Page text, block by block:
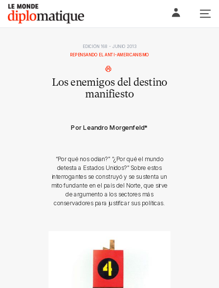
Skip
content
Le monde diplomatique
EDICIÓN 168 - JUNIO 2013
REPENSANDO EL ANTI-AMERICANISMO
Los enemigos del destino
manifiesto
Por Leandro Morgenfeld*
“Por qué nos odian?” “¿Por qué el mundo
detesta a Estados Unidos?” Sobre estos
interrogantes se construyó y se sustenta un
mito fundante en el país del Norte, que sirve
de argumento a los sectores más
conservadores para justificar sus políticas.